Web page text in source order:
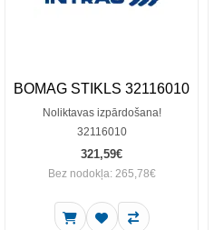
BOMAG STIKLS 32116010
Noliktavas izpārdošana!
32116010
321,59€
Bez nodokļa: 265,78€